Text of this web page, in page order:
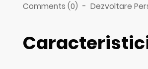
Comments (0) - Dezvoltare